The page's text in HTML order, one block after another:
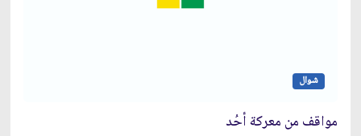
شوال
مواقف من معركة أُحُد